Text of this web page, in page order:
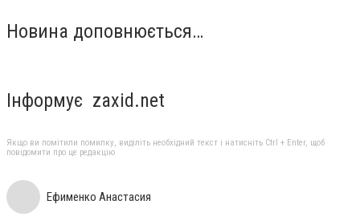
Новина доповнюється…
Інформує zaxid.net
Якщо ви помітили помилку, виділіть необхідний текст і натисніть Ctrl + Enter, щоб
повідомити про це редакцію
Ефименко Анастасия